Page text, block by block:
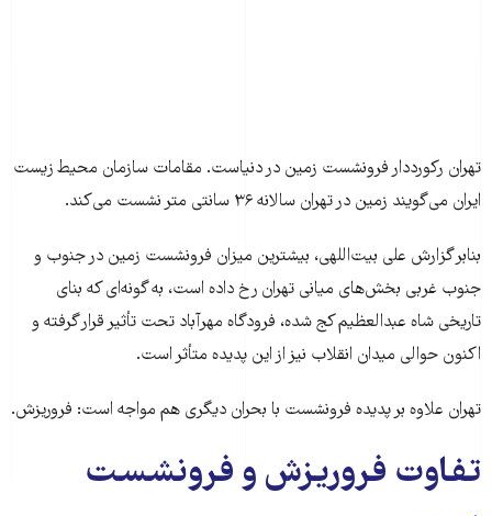
تهران رکورددار فرونشست زمین در دنیاست. مقامات سازمان محیط زیست
ایران می‌گویند زمین در تهران سالانه ۳۶ سانتی متر نشست می‌کند.
بنابر گزارش علی بیت‌اللهی، بیشترین میزان فرونشست زمین در جنوب و
جنوب غربی بخش‌های میانی تهران رخ داده است، به گونه‌ای که بنای
تاریخی شاه عبدالعظیم کج شده، فرودگاه مهرآباد تحت تأثیر قرار گرفته و
اکنون حوالی میدان انقلاب نیز از این پدیده متأثر است.
تهران علاوه بر پدیده فرونشست با بحران دیگری هم مواجه است: فروریزش.
تفاوت فروریزش و فرونشست